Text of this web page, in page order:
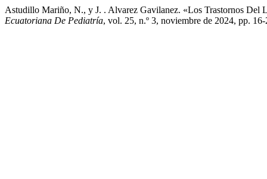
Astudillo Mariño, N., y J. . Alvarez Gavilanez. «Los Trastornos Del
Ecuatoriana De Pediatría, vol. 25, n.º 3, noviembre de 2024, pp.